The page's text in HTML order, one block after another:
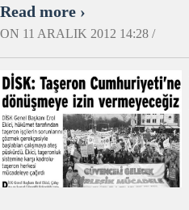
Read more ›
ON 11 ARALIK 2012 14:28 /